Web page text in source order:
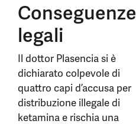
Conseguenze
legali
Il dottor Plasencia si è
dichiarato colpevole di
quattro capi d’accusa per
distribuzione illegale di
ketamina e rischia una